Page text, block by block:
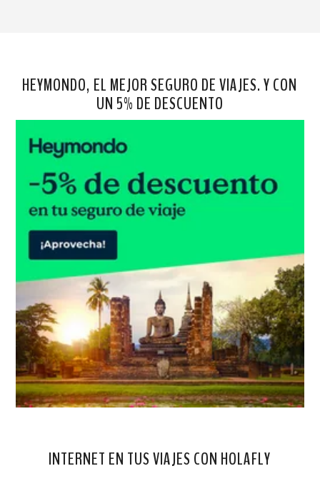
HEYMONDO, EL MEJOR SEGURO DE VIAJES. Y CON
UN 5% DE DESCUENTO
INTERNET EN TUS VIAJES CON HOLAFLY